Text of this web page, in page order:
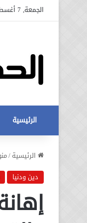
الجمعة, 7 أغسطس 2026
الرئيسية
الرئيسية/
دين ودنيا